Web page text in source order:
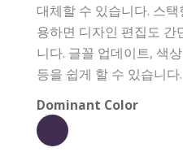
대체할 수 있습니다. 스
용하면 디자인 편집도 간
니다. 글꼴 업데이트, 색
등을 쉽게 할 수 있습니다.
Dominant Color